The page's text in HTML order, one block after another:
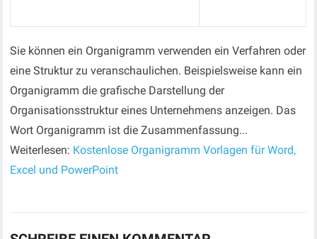
Sie können ein Organigramm verwenden ein Verfahren oder
eine Struktur zu veranschaulichen. Beispielsweise kann ein
Organigramm die grafische Darstellung der
Organisationsstruktur eines Unternehmens anzeigen. Das
Wort Organigramm ist die Zusammenfassung...
Weiterlesen: Kostenlose Organigramm Vorlagen für Word,
Excel und PowerPoint